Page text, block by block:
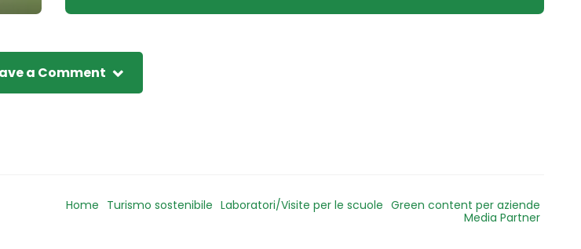
a Comment
Home Turismo sostenibile Laboratori/Visite per le scuole Green content per aziende
Media Partner